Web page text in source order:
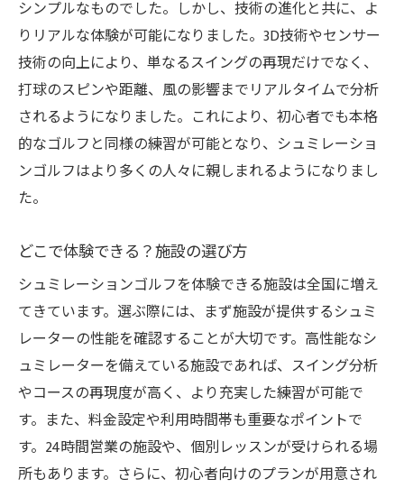
シンプルなものでした。しかし、技術の進化と共に、よ
りリアルな体験が可能になりました。3D技術やセンサー
技術の向上により、単なるスイングの再現だけでなく、
打球のスピンや距離、風の影響までリアルタイムで分析
されるようになりました。これにより、初心者でも本格
的なゴルフと同様の練習が可能となり、シュミレーショ
ンゴルフはより多くの人々に親しまれるようになりまし
た。
どこで体験できる？施設の選び方
シュミレーションゴルフを体験できる施設は全国に増え
てきています。選ぶ際には、まず施設が提供するシュミ
レーターの性能を確認することが大切です。高性能なシ
ュミレーターを備えている施設であれば、スイング分析
やコースの再現度が高く、より充実した練習が可能で
す。また、料金設定や利用時間帯も重要なポイントで
す。24時間営業の施設や、個別レッスンが受けられる場
所もあります。さらに、初心者向けのプランが用意され